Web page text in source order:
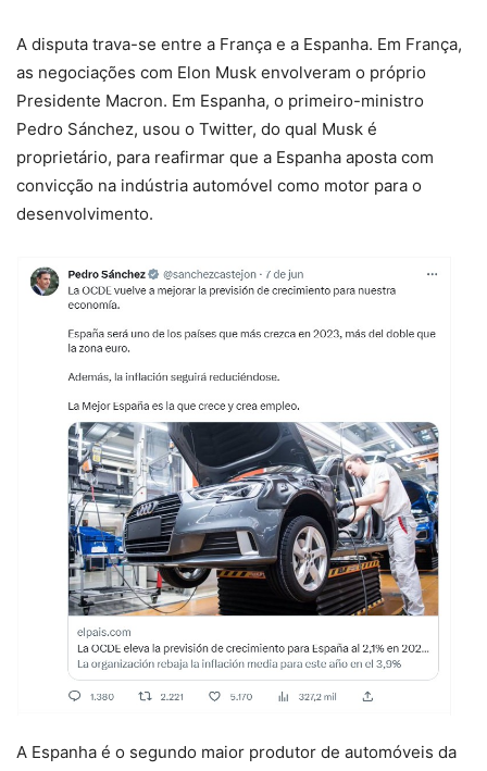
A disputa trava-se entre a França e a Espanha. Em França,
as negociações com Elon Musk envolveram o próprio
Presidente Macron. Em Espanha, o primeiro-ministro
Pedro Sánchez, usou o Twitter, do qual Musk é
proprietário, para reafirmar que a Espanha aposta com
convicção na indústria automóvel como motor para o
desenvolvimento.
A Espanha é o segundo maior produtor de automóveis da